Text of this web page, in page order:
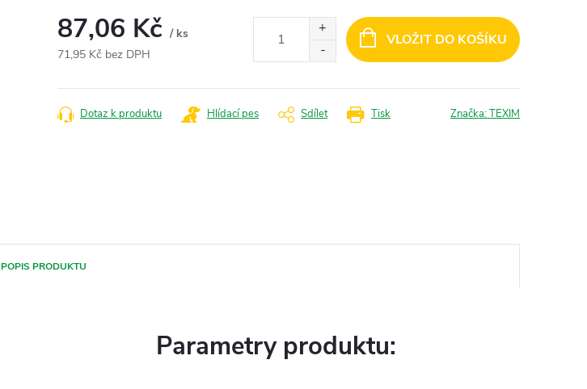
87,06 Kč / ks
71,95 Kč bez DPH
cena:
VLOŽIT DO KOŠÍKU
Tisk
Dotaz k produktu Hlídací pes Sdílet Značka:TEXIM
POPIS PRODUKTU
Parametry produktu: